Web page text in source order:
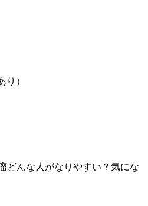
り）
どんな人がなりやすい？気にな